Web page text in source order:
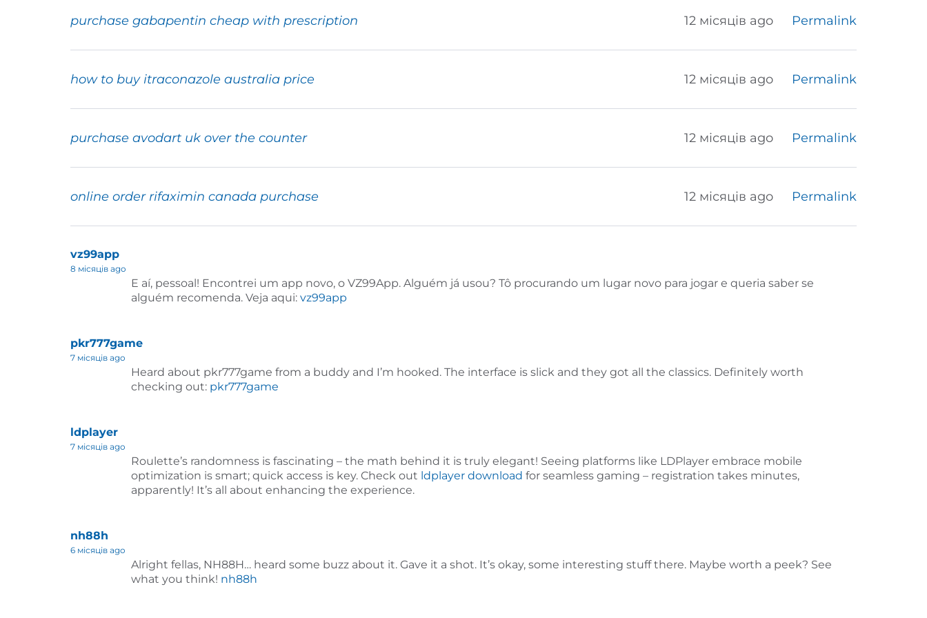
purchase gabapentin cheap with prescription 12 місяців ago Permalink
how to buy itraconazole australia price 12 місяців ago Permalink
purchase avodart uk over the counter 12 місяців ago Permalink
online order rifaximin canada purchase 12 місяців ago Permalink
vz99app
8 місяців ago
E aí, pessoal! Encontrei um app novo, o VZ99App. Alguém já usou? Tô procurando um lugar novo para jogar e queria saber se
alguém recomenda. Veja aqui: vz99app
pkr777game
7 місяців ago
Heard about pkr777game from a buddy and I’m hooked. The interface is slick and they got all the classics. Definitely worth
checking out: pkr777game
ldplayer
7 місяців ago
Roulette’s randomness is fascinating – the math behind it is truly elegant! Seeing platforms like LDPlayer embrace mobile
optimization is smart; quick access is key. Check out ldplayer download for seamless gaming – registration takes minutes,
apparently! It’s all about enhancing the experience.
nh88h
6 місяців ago
Alright fellas, NH88H… heard some buzz about it. Gave it a shot. It’s okay, some interesting stuff there. Maybe worth a peek? See
what you think! nh88h